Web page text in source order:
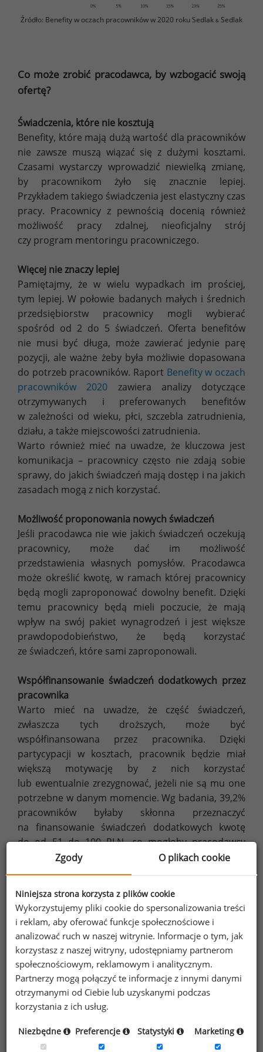
Źródło: Benefity w oczach pracowników w 2020 roku Sedlak & Sedlak
Co może zrobić pracodawca, by wzbogacić swoją
ofertę?
Świadczenia, które nie kosztują
Benefity, które mają dużą wartość dla pracowników
nie zawsze muszą wiązać się z dużymi kosztami.
Czasami wystarczy wprowadzić niewielką zmianę,
by pracownikom żyło się znacznie lepiej.
Przykładem takiego świadczenia jest elastyczny czas
pracy. Pracownicy z pewnością docenią również
możliwość pracy zdalnej, nieoficjalny strój
czy program mentoringu pracowniczego.
Więcej nie znaczy lepiej
Pamiętajmy, że w wielu wypadkach im prościej,
tym lepiej. W połowie badanych małych i średnich
przedsiębiorstw pracownicy mogli wybierać
spośród od 2 do 5 świadczeń. Oferta benefitów
nie musi być długa, może zawierać jedynie parę
pozycji, ale ważne żeby była możliwie dopasowana
do potrzeb pracowników. Raport Benefity w oczach
pracowników 2020 zawiera analizy dotyczące
otrzymywanych i preferowanych benefitów
w zależności od wieku, płci, szczebla zatrudnienia,
działu, a także miejscowości zatrudnienia.
Warto również mieć na uwadze, że kluczowa jest
komunikacja – pracownicy często nie zdają sobie
sprawy, do jakich świadczeń mają dostęp i na jakich
zasadach mogą z nich korzystać.
Możliwość proponowania nowych świadczeń
Jeśli pracodawca nie wie jakich świadczeń oczekują
pracownicy, może dać im możliwość
przedstawienia własnych pomysłów. Pracodawca
może określić kwotę, w ramach której pracownicy
będą mogli zaproponować dowolny benefit. Dzięki
temu pracownicy będą mieli poczucie, że mają
wpływ na swój pakiet wynagrodzeń i jest większe
prawdopodobieństwo, że będą korzystać
ze świadczeń, które sami zaproponowali.
Współfinansowanie świadczeń dodatkowych przez
pracownika
Warto mieć na uwadze, że część świadczeń,
zwłaszcza tych droższych, może być
współfinansowana przez pracownika. Dzięki
partycypacji w kosztach, pracownik będzie miał
większą motywację by z nich korzystać
lub ewentualnie zrezygnować, jeżeli nie są mu one
potrzebne w danym momencie. Wg badania, 39,2%
pracowników byłaby skłonna przeznaczyć
na finansowanie świadczeń dodatkowych kwotę
do od 51 do 100 PLN, co mogłoby pracodawcy
pomóc urozmaicić nieco ofertę.
posiadanych benefitów
Pracownicy będą wdzięczni również za możliwość
dokupienia na przykład pakietu opieki medycznej
dla członka najbliższej rodziny albo karty sportowej
na znajomego, z którym chodzą na siłownię. Z takiej
możliwości może korzystać około 77,1%
pracowników małych i średnich firm.
Nawet najlepiej przygotowany pakiet benefitów
nie będzie cieszył się zainteresowaniem
Zgody O plikach cookie
Niniejsza strona korzysta z plików cookie
Wykorzystujemy pliki cookie do spersonalizowania treści
i reklam, aby oferować funkcje społecznościowe i
analizować ruch w naszej witrynie. Informacje o tym, jak
korzystasz z naszej witryny, udostępniamy partnerom
społecznościowym, reklamowym i analitycznym.
Partnerzy mogą połączyć te informacje z innymi danymi
otrzymanymi od Ciebie lub uzyskanymi podczas
korzystania z ich usług.
Niezbędne Preferencje Statystyki Marketing